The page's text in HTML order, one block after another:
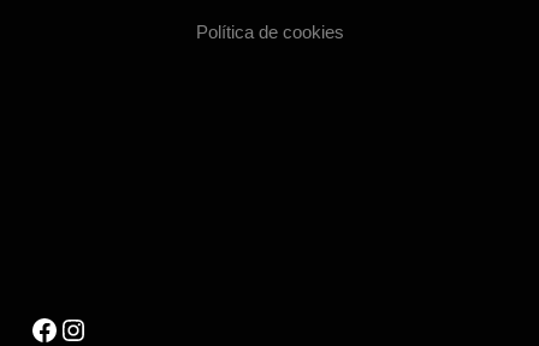
Política de cookies
Facebook
Instagram